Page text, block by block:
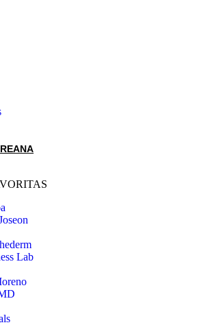
Lab